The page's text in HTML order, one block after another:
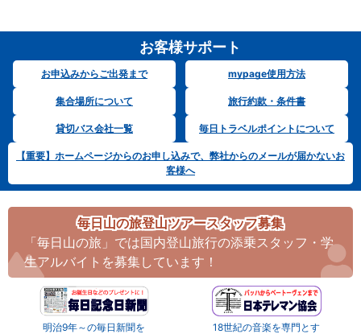
お客様サポート
お申込みからご出発まで mypage使用方法
集合場所について 旅行約款・条件書
貸切バス会社一覧 毎日トラベルポイントについて
【重要】ホームページからのお申し込みで、弊社からのメールが届かないお
客様へ
毎日山の旅登山ツアースタッフ募集
「毎日山の旅」では国内登山旅行の添乗スタッフ・学
生アルバイトを募集しています！
明治9年～の毎日新聞を
18世紀の音楽を専門とす